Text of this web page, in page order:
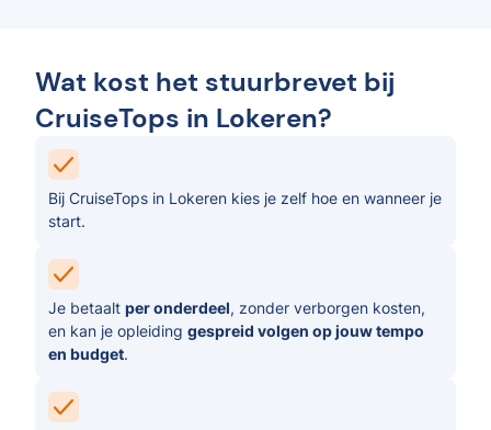
Wat kost het stuurbrevet bij
CruiseTops in Lokeren?
Bij CruiseTops in Lokeren kies je zelf hoe en wanneer je
start.
Je betaalt per onderdeel, zonder verborgen kosten,
en kan je opleiding gespreid volgen op jouw tempo
en budget.